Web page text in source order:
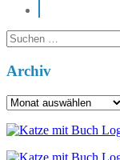
Suchen
nach:
Archiv
Archiv